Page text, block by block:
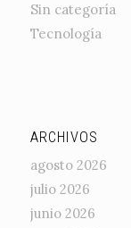
Sin categoría
Tecnología
ARCHIVOS
agosto 2026
julio 2026
junio 2026